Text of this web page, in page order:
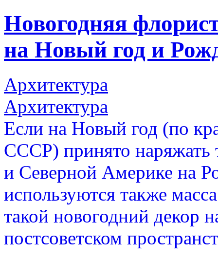
Новогодняя
на Новый год и
Архитектура
Архитектура
Если на Новый год (по
СССР) принято наряжать
и Северной Америке на
используются также
такой новогодний декор
постсоветском